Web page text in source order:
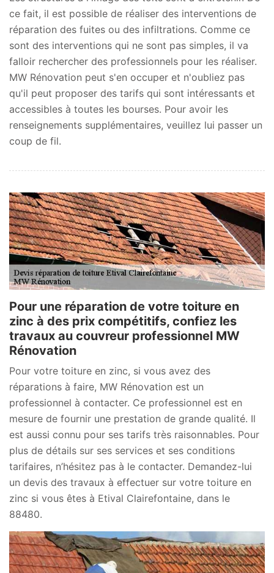
ce fait, il est possible de réaliser des interventions de
réparation des fuites ou des infiltrations. Comme ce
sont des interventions qui ne sont pas simples, il va
falloir rechercher des professionnels pour les réaliser.
MW Rénovation peut s'en occuper et n'oubliez pas
qu'il peut proposer des tarifs qui sont intéressants et
accessibles à toutes les bourses. Pour avoir les
renseignements supplémentaires, veuillez lui passer un
coup de fil.
Pour une réparation de votre toiture en
zinc à des prix compétitifs, confiez les
travaux au couvreur professionnel MW
Rénovation
Pour votre toiture en zinc, si vous avez des
réparations à faire, MW Rénovation est un
professionnel à contacter. Ce professionnel est en
mesure de fournir une prestation de grande qualité. Il
est aussi connu pour ses tarifs très raisonnables. Pour
plus de détails sur ses services et ses conditions
tarifaires, n’hésitez pas à le contacter. Demandez-lui
un devis des travaux à effectuer sur votre toiture en
zinc si vous êtes à Etival Clairefontaine, dans le
88480.